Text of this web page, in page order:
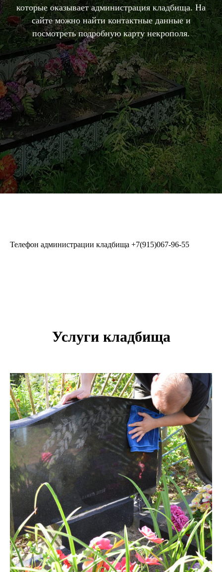
которые оказывает администрация кладбища. На
сайте можно найти контактные данные и
посмотреть подробную карту некрополя.
Телефон администрации кладбища +7(915)067-96-55
Услуги кладбища